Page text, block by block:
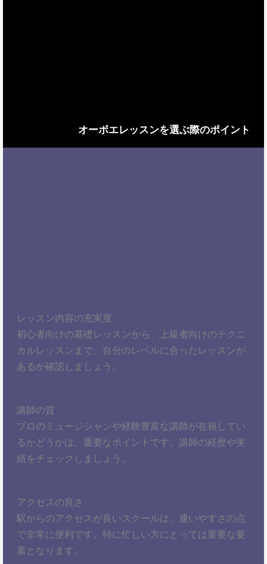
オーボエレッスンを選ぶ際のポイント
レッスン内容の充実度
初心者向けの基礎レッスンから、上級者向けのテクニ
カルレッスンまで、自分のレベルに合ったレッスンが
あるか確認しましょう。
講師の質
プロのミュージシャンや経験豊富な講師が在籍してい
るかどうかは、重要なポイントです。講師の経歴や実
績をチェックしましょう。
アクセスの良さ
駅からのアクセスが良いスクールは、通いやすさの点
で非常に便利です。特に忙しい方にとっては重要な要
素となります。